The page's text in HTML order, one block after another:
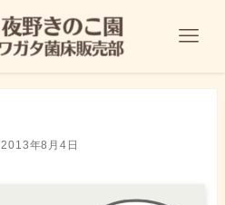
2013年8月4日